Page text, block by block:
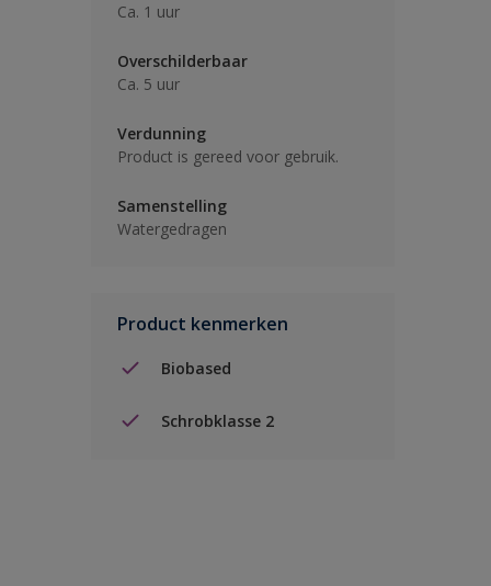
Ca. 1 uur
Overschilderbaar
Ca. 5 uur
Verdunning
Product is gereed voor gebruik.
Samenstelling
Watergedragen
Product kenmerken
Biobased
Schrobklasse 2